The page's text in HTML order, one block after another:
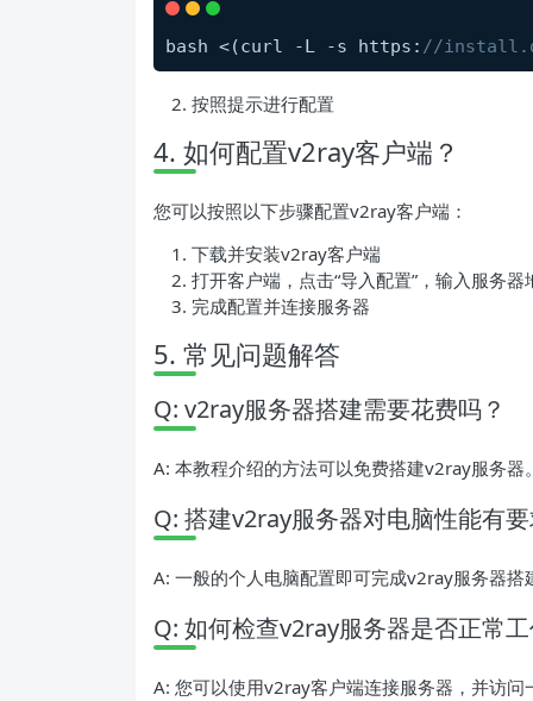
bash <(curl -L -s https: //
按照提示进行配置
4. 如何配置v2ray客户端？
您可以按照以下步骤配置v2ray客户端：
下载并安装v2ray客户端
打开客户端，点击“导入配置”，输入服务器
完成配置并连接服务器
5. 常见问题解答
Q: v2ray服务器搭建需要花费吗？
A: 本教程介绍的方法可以免费搭建v2ray服务器
Q: 搭建v2ray服务器对电脑性能有
A: 一般的个人电脑配置即可完成v2ray服务器搭
Q: 如何检查v2ray服务器是否正常
A: 您可以使用v2ray客户端连接服务器，并访